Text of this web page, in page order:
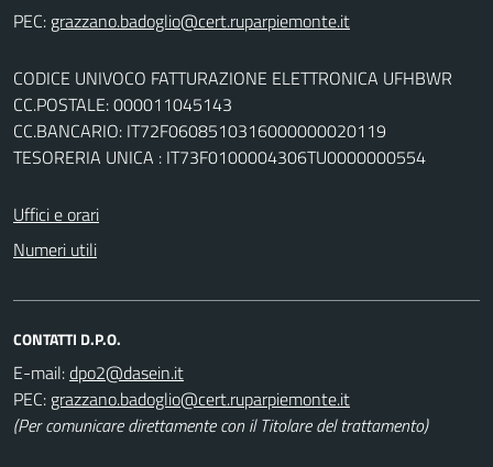
PEC:
CODICE UNIVOCO FATTURAZIONE ELETTRONICA UFHBWR
CC.POSTALE: 000011045143
CC.BANCARIO: IT72F0608510316000000020119
TESORERIA UNICA : IT73F0100004306TU0000000554
Uffici e orari
Numeri utili
CONTATTI D.P.O.
E-mail:
PEC:
(Per comunicare direttamente con il Titolare del trattamento)